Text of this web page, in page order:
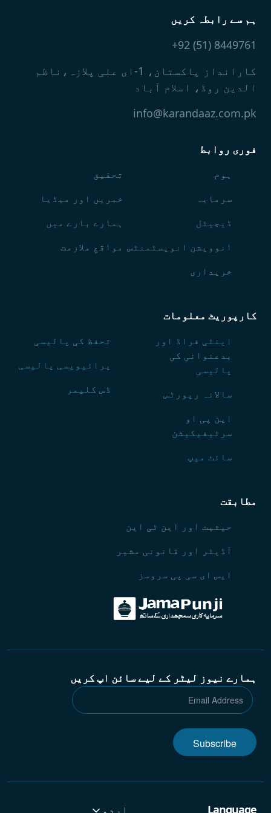
ہم سے رابطہ کریں
8449761 (51) 92+
کارانداز پاکستان، 1-ای علی پلازہ،ناظم
الدین روڈ، اسلام آباد
info@karandaaz.com.pk
فوری روابط
ہوم
تحقیق
سرمایہ
خبریں اور میڈیا
ڈیجیٹل
ہمارے بارے میں
انوویشن انویسٹمنٹس مواقعِ ملازمت
خریداری
کارپوریٹ معلومات
اینٹی فراڈ اور
بدعنوانی کی
پالیسی
سالانہ رپورٹس
این پی او
سرٹیفیکیشن
سائٹ میپ
تحفظ کی پالیسی
پرائیویسی پالیسی
ڈس کلیمر
مطابقت
حیثیت اور این ٹی این
آڈیٹر اور قانونی مشیر
ایس ای سی پی سروسز
ہمارے نیوز لیٹر کے لیے سائن اپ کریں
Subscribe
Language اردو